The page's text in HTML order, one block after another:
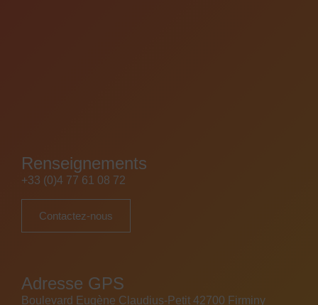
Renseignements
+33 (0)4 77 61 08 72
Contactez-nous
Adresse GPS
Boulevard Eugène Claudius-Petit 42700 Firminy